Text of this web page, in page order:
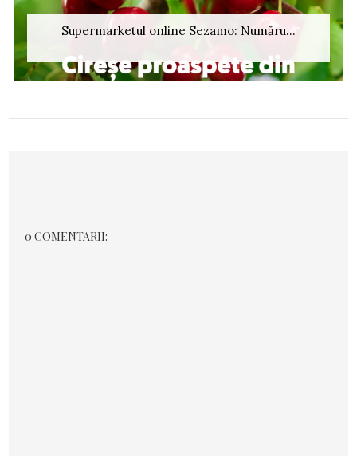
Supermarketul online Sezamo: Număru...
0 COMENTARII: